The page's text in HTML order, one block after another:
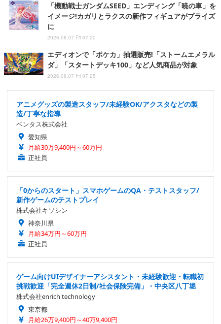
「機動戦士ガンダムSEED」エンディング「暁の車」を
イメージ!カガリとラクスの新作フィギュアがプライズ
に
2026.08.07 Fri 07:20
エディオンで「ポケカ」抽選販売!「ストームエメラル
ダ」「スタートデッキ100」など人気商品が対象
2026.08.07 Fri 07:25
アニメグッズの製造スタッフ/未経験OK/アクスタなどの製
造/丁寧な指導
ベンタス株式会社
愛知県
月給30万9,400円～60万円
正社員
「0からのスタート」スマホゲームのQA・テストスタッフ/
新作ゲームのテストプレイ
株式会社キソシン
神奈川県
月給34万円～60万円
正社員
ゲーム向けUIデザイナーアシスタント・未経験歓迎・転職初
挑戦歓迎「完全週休2日制/社会保険完備」・中央区八丁堀
株式会社enrich technology
東京都
月給26万9,400円～40万9,400円